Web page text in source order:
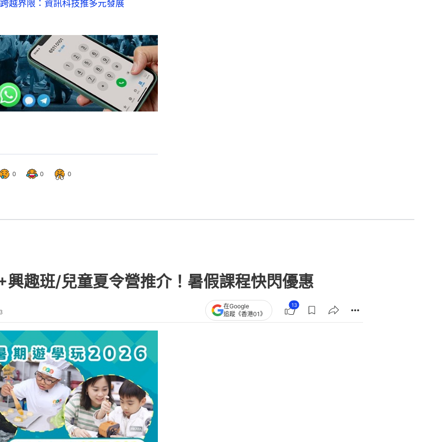
越界限：資訊科技推多元發展
0 0 0
趣班/兒童夏令營推介！暑假課程快閃優惠
在Google
追蹤《香港01》
13